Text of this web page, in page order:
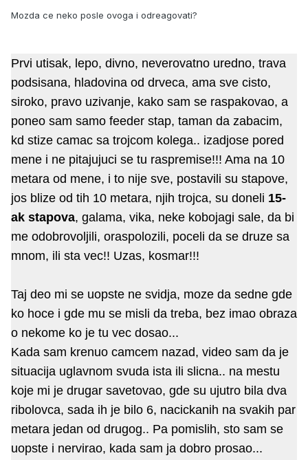
Mozda ce neko posle ovoga i odreagovati?
Prvi utisak, lepo, divno, neverovatno uredno, trava
podsisana, hladovina od drveca, ama sve cisto,
siroko, pravo uzivanje, kako sam se raspakovao, a
poneo sam samo feeder stap, taman da zabacim,
kd stize camac sa trojcom kolega.. izadjose pored
mene i ne pitajujuci se tu raspremise!!! Ama na 10
metara od mene, i to nije sve, postavili su stapove,
jos blize od tih 10 metara, njih trojca, su doneli 15-
ak stapova, galama, vika, neke kobojagi sale, da bi
me odobrovoljili, oraspolozili, poceli da se druze sa
mnom, ili sta vec!! Uzas, kosmar!!!
Taj deo mi se uopste ne svidja, moze da sedne gde
ko hoce i gde mu se misli da treba, bez imao obraza
o nekome ko je tu vec dosao...
Kada sam krenuo camcem nazad, video sam da je
situacija uglavnom svuda ista ili slicna.. na mestu
koje mi je drugar savetovao, gde su ujutro bila dva
ribolovca, sada ih je bilo 6, nacickanih na svakih par
metara jedan od drugog.. Pa pomislih, sto sam se
uopste i nervirao, kada sam ja dobro prosao...